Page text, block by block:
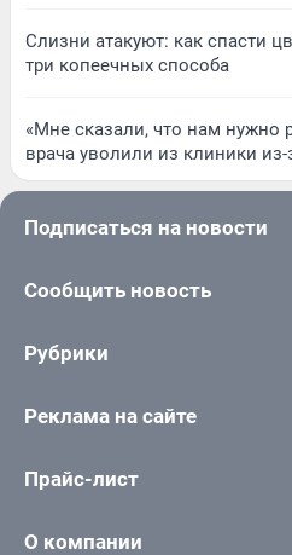
Слизни атакуют: как спасти
три копеечных способа
«Мне сказали, что нам нужно
врача уволили из клиники
Подписаться на новости
Сообщить новость
Рубрики
Реклама на сайте
Прайс-лист
О компании